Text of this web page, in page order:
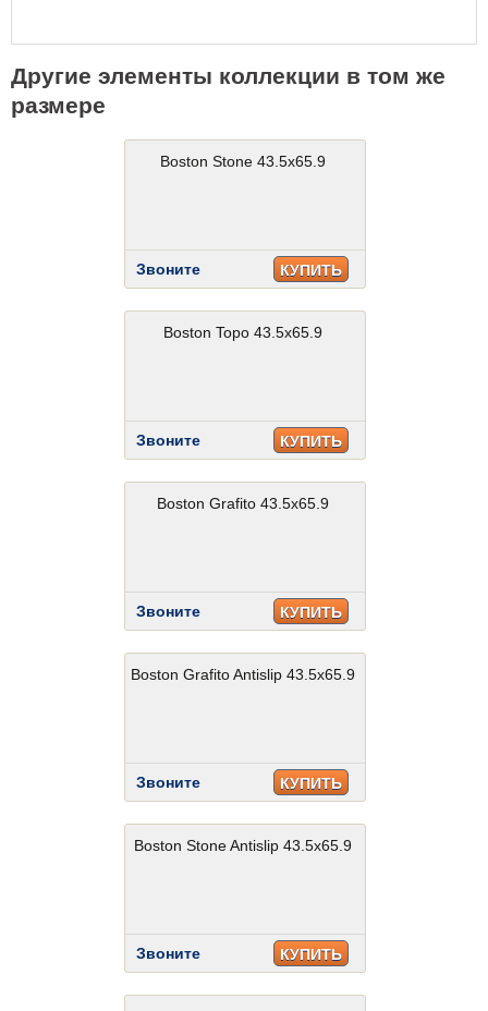
Другие элементы коллекции в том же
размере
Boston Stone 43.5x65.9
Звоните КУПИТЬ
Boston Topo 43.5x65.9
Звоните КУПИТЬ
Boston Grafito 43.5x65.9
Звоните КУПИТЬ
Boston Grafito Antislip 43.5x65.9
Звоните КУПИТЬ
Boston Stone Antislip 43.5x65.9
Звоните КУПИТЬ